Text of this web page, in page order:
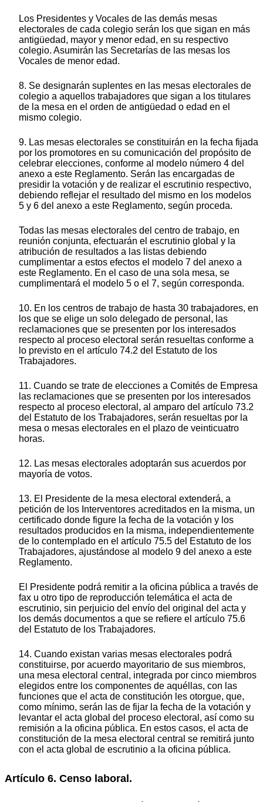
Los Presidentes y Vocales de las demás mesas
electorales de cada colegio serán los que sigan en más
antigüedad, mayor y menor edad, en su respectivo
colegio. Asumirán las Secretarías de las mesas los
Vocales de menor edad.
8. Se designarán suplentes en las mesas electorales de
colegio a aquellos trabajadores que sigan a los titulares
de la mesa en el orden de antigüedad o edad en el
mismo colegio.
9. Las mesas electorales se constituirán en la fecha fijada
por los promotores en su comunicación del propósito de
celebrar elecciones, conforme al modelo número 4 del
anexo a este Reglamento. Serán las encargadas de
presidir la votación y de realizar el escrutinio respectivo,
debiendo reflejar el resultado del mismo en los modelos
5 y 6 del anexo a este Reglamento, según proceda.
Todas las mesas electorales del centro de trabajo, en
reunión conjunta, efectuarán el escrutinio global y la
atribución de resultados a las listas debiendo
cumplimentar a estos efectos el modelo 7 del anexo a
este Reglamento. En el caso de una sola mesa, se
cumplimentará el modelo 5 o el 7, según corresponda.
10. En los centros de trabajo de hasta 30 trabajadores, en
los que se elige un solo delegado de personal, las
reclamaciones que se presenten por los interesados
respecto al proceso electoral serán resueltas conforme a
lo previsto en el artículo 74.2 del Estatuto de los
Trabajadores.
11. Cuando se trate de elecciones a Comités de Empresa
las reclamaciones que se presenten por los interesados
respecto al proceso electoral, al amparo del artículo 73.2
del Estatuto de los Trabajadores, serán resueltas por la
mesa o mesas electorales en el plazo de veinticuatro
horas.
12. Las mesas electorales adoptarán sus acuerdos por
mayoría de votos.
13. El Presidente de la mesa electoral extenderá, a
petición de los Interventores acreditados en la misma, un
certificado donde figure la fecha de la votación y los
resultados producidos en la misma, independientemente
de lo contemplado en el artículo 75.5 del Estatuto de los
Trabajadores, ajustándose al modelo 9 del anexo a este
Reglamento.
El Presidente podrá remitir a la oficina pública a través de
fax u otro tipo de reproducción telemática el acta de
escrutinio, sin perjuicio del envío del original del acta y
los demás documentos a que se refiere el artículo 75.6
del Estatuto de los Trabajadores.
14. Cuando existan varias mesas electorales podrá
constituirse, por acuerdo mayoritario de sus miembros,
una mesa electoral central, integrada por cinco miembros
elegidos entre los componentes de aquéllas, con las
funciones que el acta de constitución les otorgue, que,
como mínimo, serán las de fijar la fecha de la votación y
levantar el acta global del proceso electoral, así como su
remisión a la oficina pública. En estos casos, el acta de
constitución de la mesa electoral central se remitirá junto
con el acta global de escrutinio a la oficina pública.
Artículo 6. Censo laboral.